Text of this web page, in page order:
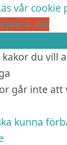
vår cookie
alla
du vill
går inte
kunna